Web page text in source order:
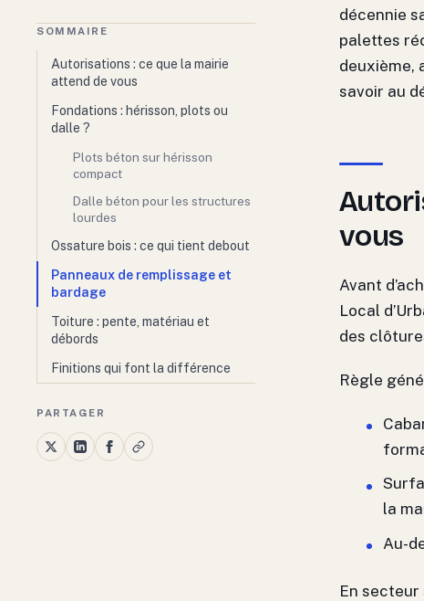
SOMMAIRE
Autorisations : ce que la mairie
attend de vous
Fondations : hérisson, plots ou
dalle ?
Plots béton sur hérisson
compact
Dalle béton pour les structures
lourdes
Ossature bois : ce qui tient debout
Panneaux de remplissage et
bardage
Toiture : pente, matériau et
débords
Finitions qui font la différence
PARTAGER
décennie
palettes
deuxième,
savoir au
vous
Avant
Local
des
Règle
la
Au-
En